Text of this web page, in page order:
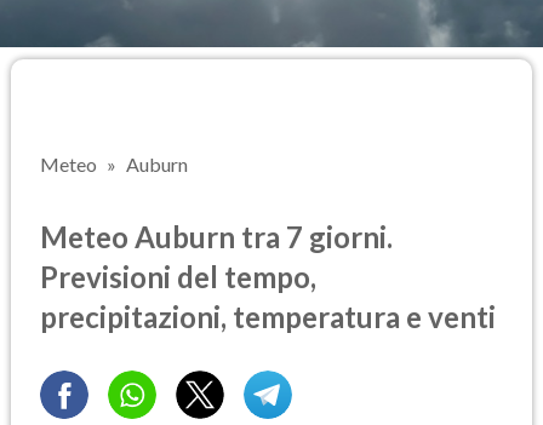
Meteo Auburn
Meteo Auburn tra 7 giorni.
Previsioni del tempo,
precipitazioni, temperatura e venti